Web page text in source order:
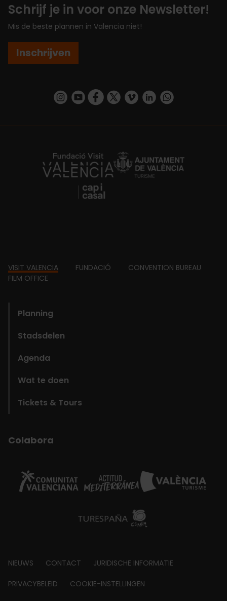
Schrijf je in voor onze Newsletter!
Mis de beste plannen in Valencia niet!
Inschrijven
https://www.instagram.com/visit_valencia/
https://www.youtube.com/user/
https://www.facebook.com/
https://twitter.com/
https://vimeo.com/
https://www.linkedin.com/company/turismo-valencia/https://api.whatsapp.com/send/
https://fundacion.visitvalencia.com/
Footer
VISIT VALENCIA FUNDACIÓ
CONVENTION BUREAU
FILM OFFICE
Planning
Stadsdelen
Agenda
Wat te doen
Tickets & Tours
Colabora
Footer
about
NIEUWS CONTACT JURIDISCHE INFORMATIE
PRIVACYBELEID COOKIE-INSTELLINGEN